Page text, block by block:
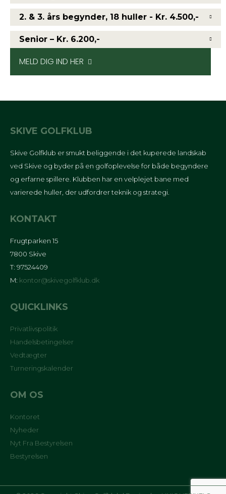
2. & 3. års begynder, 18 huller - Kr. 4.500,-
Senior – Kr. 6.200,-
MELD DIG IND HER
SKIVE GOLFKLUB
Skive Golfklub er smukt beliggende i det kuperede landskab
ved Skive og byder på en golfoplevelse for både begyndere
og erfarne spillere. Klubben har en velplejet bane med
varierede huller, der udfordrer teknik og strategi.
KONTAKT
Frugtparken 15
7800 Skive
T: 97524409
M: kontor@skivegolfklub.dk
QUICKLINKS
Privatlivspolitik
Handelsbetingelser
Vedtægter
Turneringskalender
OM OS
Kontoret
Nyheder
Nyt Fra Bestyrelsen
Bestyrelsen